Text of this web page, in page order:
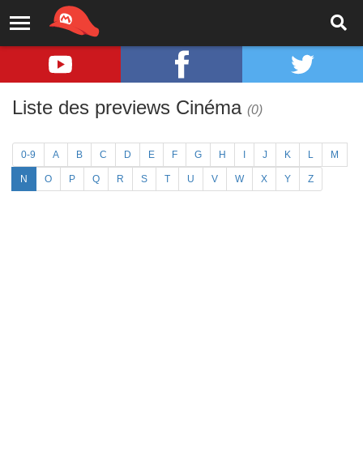
Liste des previews Cinéma (0)
0-9 A B C D E F G H J K L M
N O P Q R S T U V W X Y Z